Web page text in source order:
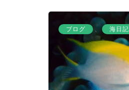
ブログ 、 海日記